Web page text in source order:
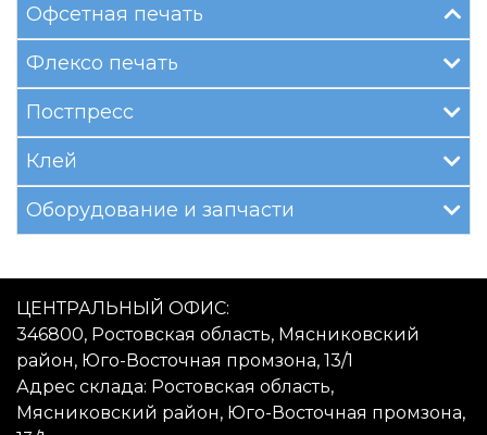
Офсетная печать
Флексо печать
Постпресс
Клей
Оборудование и запчасти
ЦЕНТРАЛЬНЫЙ ОФИС:
346800, Ростовская область, Мясниковский
район, Юго-Восточная промзона, 13/1
Адрес склада: Ростовская область,
Мясниковский район, Юго-Восточная промзона,